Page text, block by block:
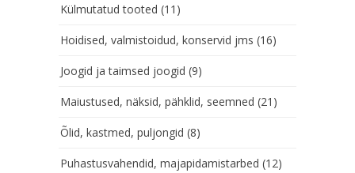
Külmutatud tooted (11)
Hoidised, valmistoidud, konservid jms (16)
Joogid ja taimsed joogid (9)
Maiustused, näksid, pähklid, seemned (21)
Õlid, kastmed, puljongid (8)
Puhastusvahendid, majapidamistarbed (12)